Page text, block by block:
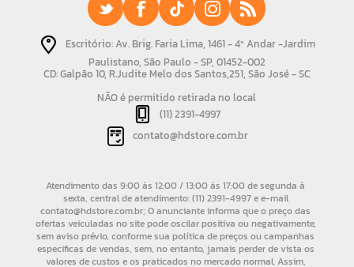
Escritório: Av. Brig. Faria Lima, 1461 - 4º Andar -Jardim
Paulistano, São Paulo - SP, 01452-002
CD: Galpão 10, R.Judite Melo dos Santos,251, São José - SC
NÃO é permitido retirada no local
(11) 2391-4997
contato@hdstore.com.br